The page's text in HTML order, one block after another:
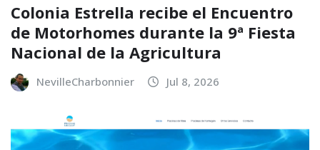
Colonia Estrella recibe el Encuentro
de Motorhomes durante la 9ª Fiesta
Nacional de la Agricultura
NevilleCharbonnier Jul 8, 2026